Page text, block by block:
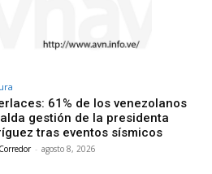
61% de los venezolanos
gestión de la presidenta
tras eventos sísmicos
- agosto 8, 2026